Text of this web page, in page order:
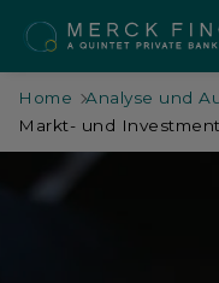
Home
Analyse und
Markt- und